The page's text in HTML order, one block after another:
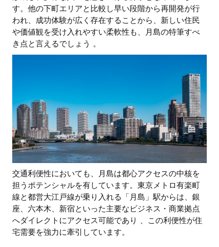
す。他の下町エリアと比較し早い段階から再開発が行
われ、成功体験が広く存在することから、新しい住民
や価値観を受け入れやすい柔軟性も、月島の特筆すべ
き点と言えるでしょう 。
交通利便性においても、月島は都心アクセスの中核を
担うポテンシャルを有しています。東京メトロ有楽町
線と都営大江戸線が乗り入れる「月島」駅からは、銀
座、六本木、新宿といった主要なビジネス・商業拠点
へダイレクトにアクセス可能であり 、この利便性が住
宅需要を強力に牽引しています。